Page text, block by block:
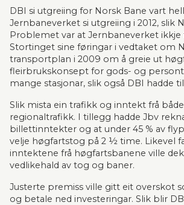
DBI si utgreiing for Norsk Bane vart
Jernbaneverket si utgreiing i 2012, slik
Problemet var at Jernbaneverket
Stortinget sine føringar i vedtaket om
transportplan i 2009 om å greie ut
fleirbrukskonsept for gods- og
mange stasjonar, slik også DBI hadde
Slik mista ein trafikk og inntekt frå
regionaltrafikk. I tillegg hadde Jbv
billettinntekter og at under 45 % av
velje høgfartstog på 2 ½ time. Likevel
inntektene frå høgfartsbanene ville
vedlikehald av tog og baner.
Justerte premiss ville gitt eit overskot
og betale ned investeringar. Slik blir